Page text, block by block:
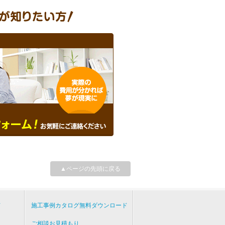
▲ページの先頭に戻る
施工事例カタログ無料ダウンロード
ご相談お見積もり